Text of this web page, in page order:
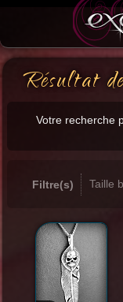
Résultat
Votre recherche
Filtre(s) Taille